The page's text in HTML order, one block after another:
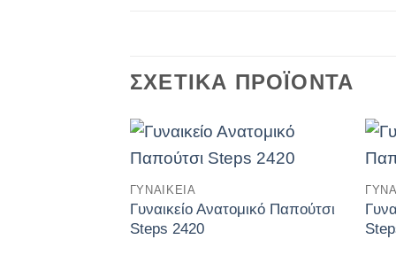
ΣΧΕΤΙΚΆ ΠΡΟΪΌΝΤΑ
λίστα
ΓΥΝΑΙΚΕΊΑ
Γυναικείο Ανατομικό Παπούτσι
Steps 2420